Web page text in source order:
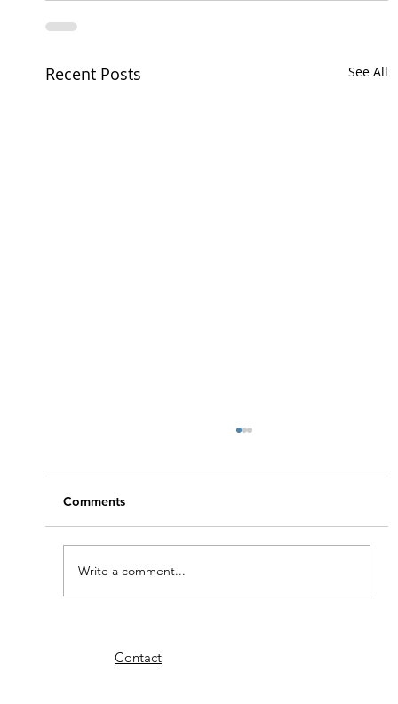
Recent Posts See All
Tussen Grenada en Martinique
Comments
Write a comment...
Contact